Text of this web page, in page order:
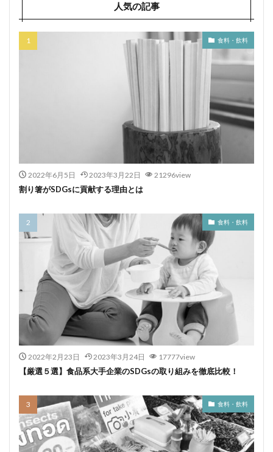
人気の記事
食料・飲料
2022年6月5日 2023年3月22日 21296view
割り箸がSDGsに貢献する理由とは
食料・飲料
2022年2月23日 2023年3月24日 17777view
【厳選５選】食品系大手企業のSDGsの取り組みを徹底比較！
食料・飲料